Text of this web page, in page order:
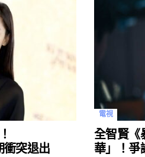
衝突退出
電視
全智賢《
華」！爭